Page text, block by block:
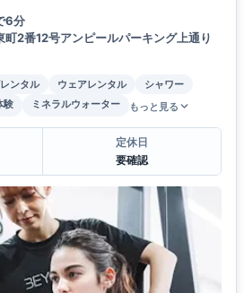
6分
2番12号アンピールパーキング上通り
ンタル ウェアレンタル
シャワー
験 ミネラルウォーター もっと見る
定休日
要確認